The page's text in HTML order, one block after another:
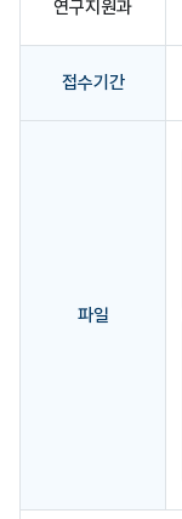
연구지원과
접수기간
파일